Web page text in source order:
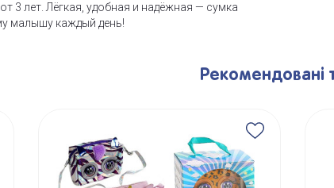
3 лет. Лёгкая, удобная и надёжная — сумка
малышу каждый день!
Рекомендовані